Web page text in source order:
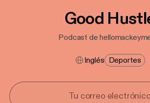
Good
Podcast de
Inglés Deportes